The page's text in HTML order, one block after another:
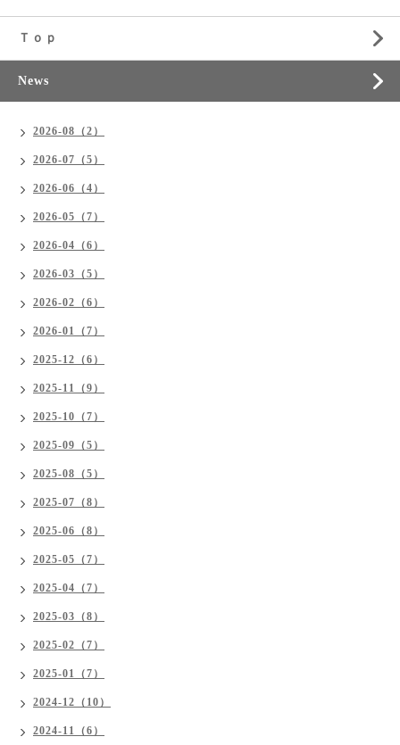
Ｔｏｐ
News
2026-08（2）
2026-07（5）
2026-06（4）
2026-05（7）
2026-04（6）
2026-03（5）
2026-02（6）
2026-01（7）
2025-12（6）
2025-11（9）
2025-10（7）
2025-09（5）
2025-08（5）
2025-07（8）
2025-06（8）
2025-05（7）
2025-04（7）
2025-03（8）
2025-02（7）
2025-01（7）
2024-12（10）
2024-11（6）